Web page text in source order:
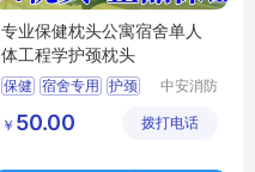
专业保健枕头公寓宿舍单人
体工程学护颈枕头
保健 宿舍专用 护颈
中安消防
东）有限
￥ 50.00 拨打电话